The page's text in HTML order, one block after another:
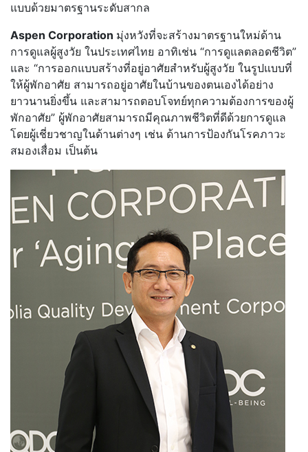
แบบด้วยมาตรฐานระดับสากล
Aspen Corporation มุ่งหวังที่จะสร้างมาตรฐานใหม่ด้าน
การดูแลผู้สูงวัย ในประเทศไทย อาทิเช่น “การดูแลตลอดชีวิต”
และ “การออกแบบสร้างที่อยู่อาศัยสำหรับผู้สูงวัย ในรูปแบบที่
ให้ผู้พักอาศัย สามารถอยู่อาศัยในบ้านของตนเองได้อย่าง
ยาวนานยิ่งขึ้น และสามารถตอบโจทย์ทุกความต้องการของผู้
พักอาศัย” ผู้พักอาศัยสามารถมีคุณภาพชีวิตที่ดีด้วยการดูแล
โดยผู้เชี่ยวชาญในด้านต่างๆ เช่น ด้านการป้องกันโรคภาวะ
สมองเสื่อม เป็นต้น